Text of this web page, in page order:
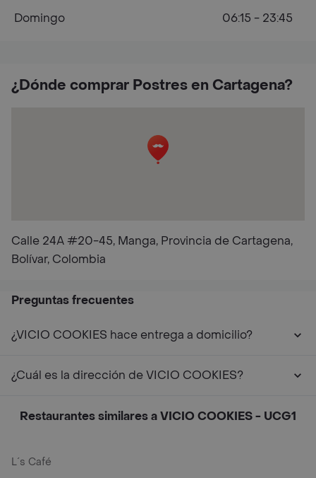
¿Dónde comprar Postres en Cartagena?
Calle 24A #20-45, Manga, Provincia de Cartagena,
Bolívar, Colombia
Domingo
06:15 - 23:45
Preguntas frecuentes
¿VICIO COOKIES hace entrega a domicilio?
¿Cuál es la dirección de VICIO COOKIES?
Restaurantes similares a VICIO COOKIES - UCG1
L´s Café